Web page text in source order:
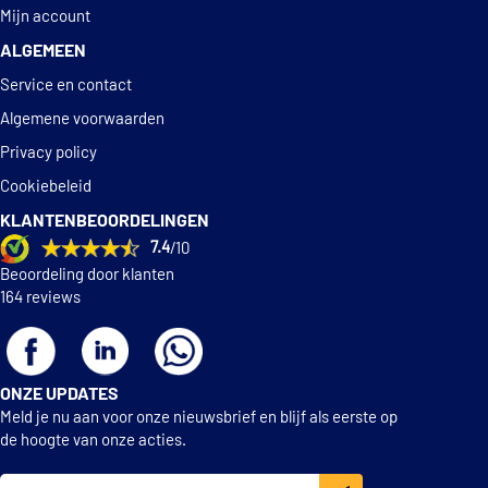
Mijn account
ALGEMEEN
Service en contact
Algemene voorwaarden
Privacy policy
Cookiebeleid
KLANTENBEOORDELINGEN
7.4/10
Beoordeling door klanten
164 reviews
ONZE UPDATES
Meld je nu aan voor onze nieuwsbrief en blijf als eerste op
de hoogte van onze acties.